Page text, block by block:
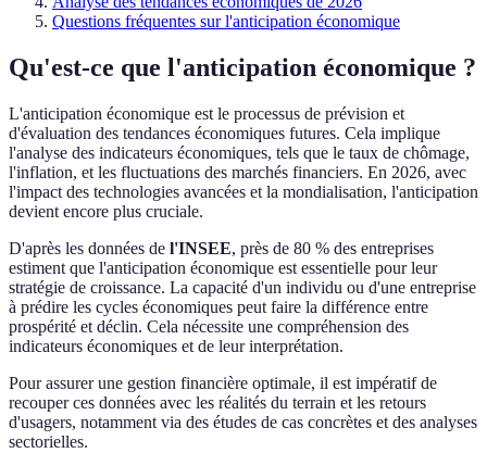
Questions fréquentes sur l'anticipation économique
Qu'est-ce que l'anticipation économique ?
L'anticipation économique est le processus de prévision et
d'évaluation des tendances économiques futures. Cela implique
l'analyse des indicateurs économiques, tels que le taux de chômage,
l'inflation, et les fluctuations des marchés financiers. En 2026, avec
l'impact des technologies avancées et la mondialisation, l'anticipation
devient encore plus cruciale.
D'après les données de l'INSEE, près de 80 % des entreprises
estiment que l'anticipation économique est essentielle pour leur
stratégie de croissance. La capacité d'un individu ou d'une entreprise
à prédire les cycles économiques peut faire la différence entre
prospérité et déclin. Cela nécessite une compréhension des
indicateurs économiques et de leur interprétation.
Pour assurer une gestion financière optimale, il est impératif de
recouper ces données avec les réalités du terrain et les retours
d'usagers, notamment via des études de cas concrètes et des analyses
sectorielles.